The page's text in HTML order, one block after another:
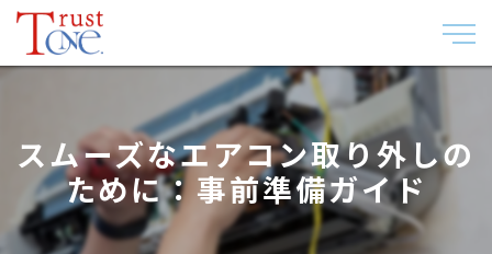
スムーズなエアコン取り外しの
ために：事前準備ガイド